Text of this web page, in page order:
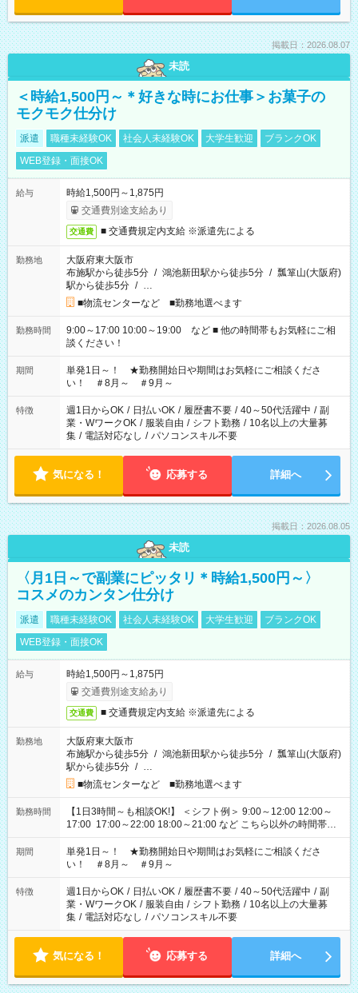
掲載日：2026.08.07
未読
＜時給1,500円～＊好きな時にお仕事＞お菓子の
モクモク仕分け
派遣 職種未経験OK 社会人未経験OK 大学生歓迎
ブランクOK
WEB登録・面接OK
給与
時給1,500円～1,875円
交通費別途支給あり
交通費 ■ 交通費規定内支給 ※派遣先による
勤務地
大阪府東大阪市
布施駅から徒歩5分 / 鴻池新田駅から徒歩5分 / 瓢箪山(大阪府)
駅から徒歩5分 / …
■物流センターなど ■勤務地選べます
勤務時間
9:00～17:00 10:00～19:00 など ■ 他の時間帯もお気軽にご相
談ください！
期間
単発1日～！ ★勤務開始日や期間はお気軽にご相談くださ
い！ ＃8月～ ＃9月～
特徴 週1日からOK / 日払いOK / 履歴書不要 / 40～50代活躍中 / 副
業・WワークOK / 服装自由 / シフト勤務 / 10名以上の大量募
集 / 電話対応なし / パソコンスキル不要
気になる！ 応募する 詳細へ
掲載日：2026.08.05
未読
〈月1日～で副業にピッタリ＊時給1,500円～〉
コスメのカンタン仕分け
派遣 職種未経験OK 社会人未経験OK 大学生歓迎
ブランクOK
WEB登録・面接OK
給与
時給1,500円～1,875円
交通費別途支給あり
交通費 ■ 交通費規定内支給 ※派遣先による
勤務地
大阪府東大阪市
布施駅から徒歩5分 / 鴻池新田駅から徒歩5分 / 瓢箪山(大阪府)
駅から徒歩5分 / …
■物流センターなど ■勤務地選べます
勤務時間
【1日3時間～も相談OK!】 ＜シフト例＞ 9:00～12:00 12:00～
17:00 17:00～22:00 18:00～21:00 など こちら以外の時間帯も
お気軽にご相談ください！
期間
単発1日～！ ★勤務開始日や期間はお気軽にご相談くださ
い！ ＃8月～ ＃9月～
特徴 週1日からOK / 日払いOK / 履歴書不要 / 40～50代活躍中 / 副
業・WワークOK / 服装自由 / シフト勤務 / 10名以上の大量募
集 / 電話対応なし / パソコンスキル不要
気になる！ 応募する 詳細へ